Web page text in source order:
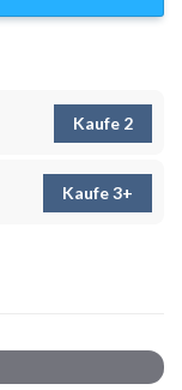
Kaufe 2
Kaufe 3+